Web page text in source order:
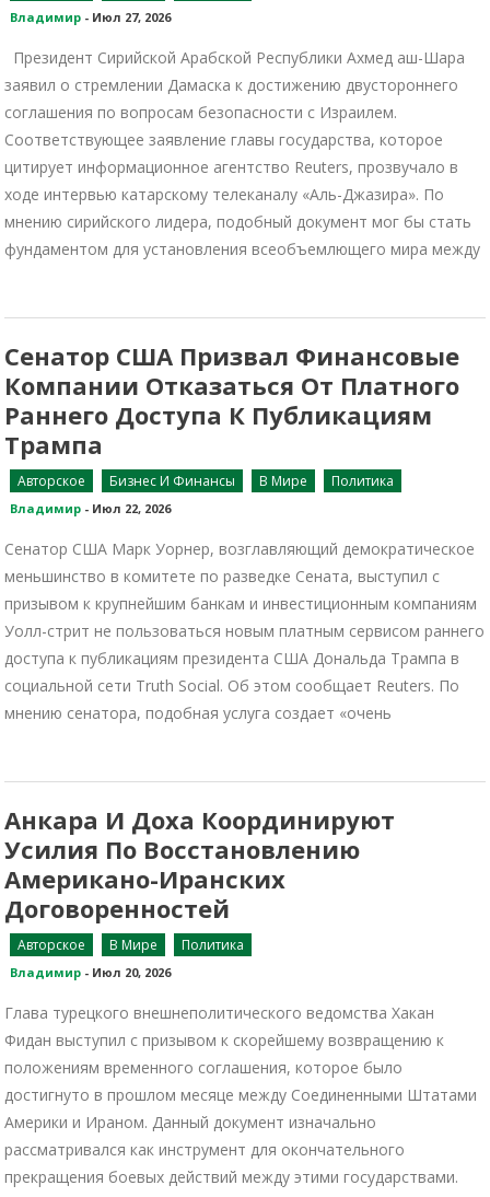
Владимир - Июл 27, 2026
Президент Сирийской Арабской Республики Ахмед аш-Шара
заявил о стремлении Дамаска к достижению двустороннего
соглашения по вопросам безопасности с Израилем.
Соответствующее заявление главы государства, которое
цитирует информационное агентство Reuters, прозвучало в
ходе интервью катарскому телеканалу «Аль-Джазира». По
мнению сирийского лидера, подобный документ мог бы стать
фундаментом для установления всеобъемлющего мира между
Сенатор США Призвал Финансовые
Компании Отказаться От Платного
Раннего Доступа К Публикациям
Трампа
Авторское Бизнес И Финансы В Мире Политика
Владимир - Июл 22, 2026
Сенатор США Марк Уорнер, возглавляющий демократическое
меньшинство в комитете по разведке Сената, выступил с
призывом к крупнейшим банкам и инвестиционным компаниям
Уолл-стрит не пользоваться новым платным сервисом раннего
доступа к публикациям президента США Дональда Трампа в
социальной сети Truth Social. Об этом сообщает Reuters. По
мнению сенатора, подобная услуга создает «очень
Анкара И Доха Координируют
Усилия По Восстановлению
Американо-Иранских
Договоренностей
Авторское В Мире Политика
Владимир - Июл 20, 2026
Глава турецкого внешнеполитического ведомства Хакан
Фидан выступил с призывом к скорейшему возвращению к
положениям временного соглашения, которое было
достигнуто в прошлом месяце между Соединенными Штатами
Америки и Ираном. Данный документ изначально
рассматривался как инструмент для окончательного
прекращения боевых действий между этими государствами.